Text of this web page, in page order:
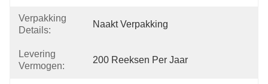
Verpakking
Details:
Naakt Verpakking
Levering
Vermogen:
200 Reeksen Per Jaar